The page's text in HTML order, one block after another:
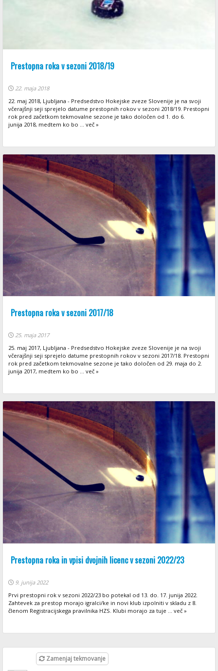
Prestopna roka v sezoni 2018/19
22. maja 2018
22. maj 2018, Ljubljana - Predsedstvo Hokejske zveze Slovenije je na svoji
včerajšnji seji sprejelo datume prestopnih rokov v sezoni 2018/19. Prestopni
rok pred začetkom tekmovalne sezone je tako določen od 1. do 6.
junija 2018, medtem ko bo ... več »
Prestopna roka v sezoni 2017/18
25. maja 2017
25. maj 2017, Ljubljana - Predsedstvo Hokejske zveze Slovenije je na svoji
včerajšnji seji sprejelo datume prestopnih rokov v sezoni 2017/18. Prestopni
rok pred začetkom tekmovalne sezone je tako določen od 29. maja do 2.
junija 2017, medtem ko bo ... več »
Prestopna roka in vpisi dvojnih licenc v sezoni 2022/23
9. junija 2022
Prvi prestopni rok v sezoni 2022/23 bo potekal od 13. do. 17. junija 2022.
Zahtevek za prestop morajo igralci/ke in novi klub izpolniti v skladu z 8.
členom Registracijskega pravilnika HZS. Klubi morajo za tuje ... več »
Zamenjaj tekmovanje